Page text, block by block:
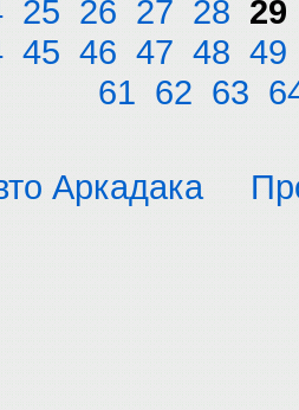
25 26 27 28 29
45 46 47 48 49
61 62 63
Аркадака